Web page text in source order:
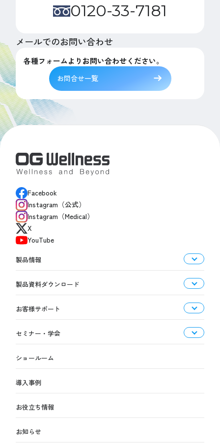
0120-33-7181
メールでのお問い合わせ
各種フォームよりお問い合わせください。
お問合せ一覧
Facebook
Instagram（公式）
Instagram（Medical）
X
YouTube
製品情報
製品資料ダウンロード
お客様サポート
セミナー・学会
ショールーム
導入事例
お役立ち情報
お知らせ